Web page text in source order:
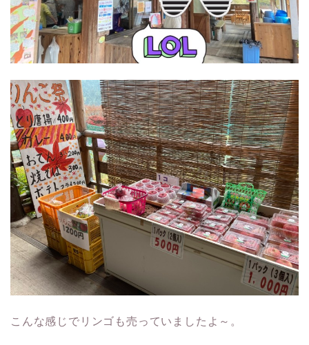
こんな感じでリンゴも売っていましたよ～。